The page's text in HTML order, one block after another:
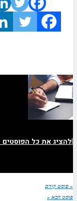
|להציג את כל
« פוסט קודם
פוסט הבא »